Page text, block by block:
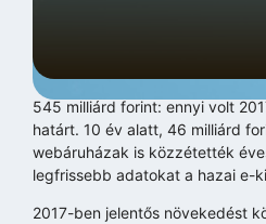
545 milliárd forint: ennyi volt
határt. 10 év alatt, 46 milliárd
webáruházak is közzétették
legfrissebb adatokat a hazai e-
2017-ben jelentős növekedést